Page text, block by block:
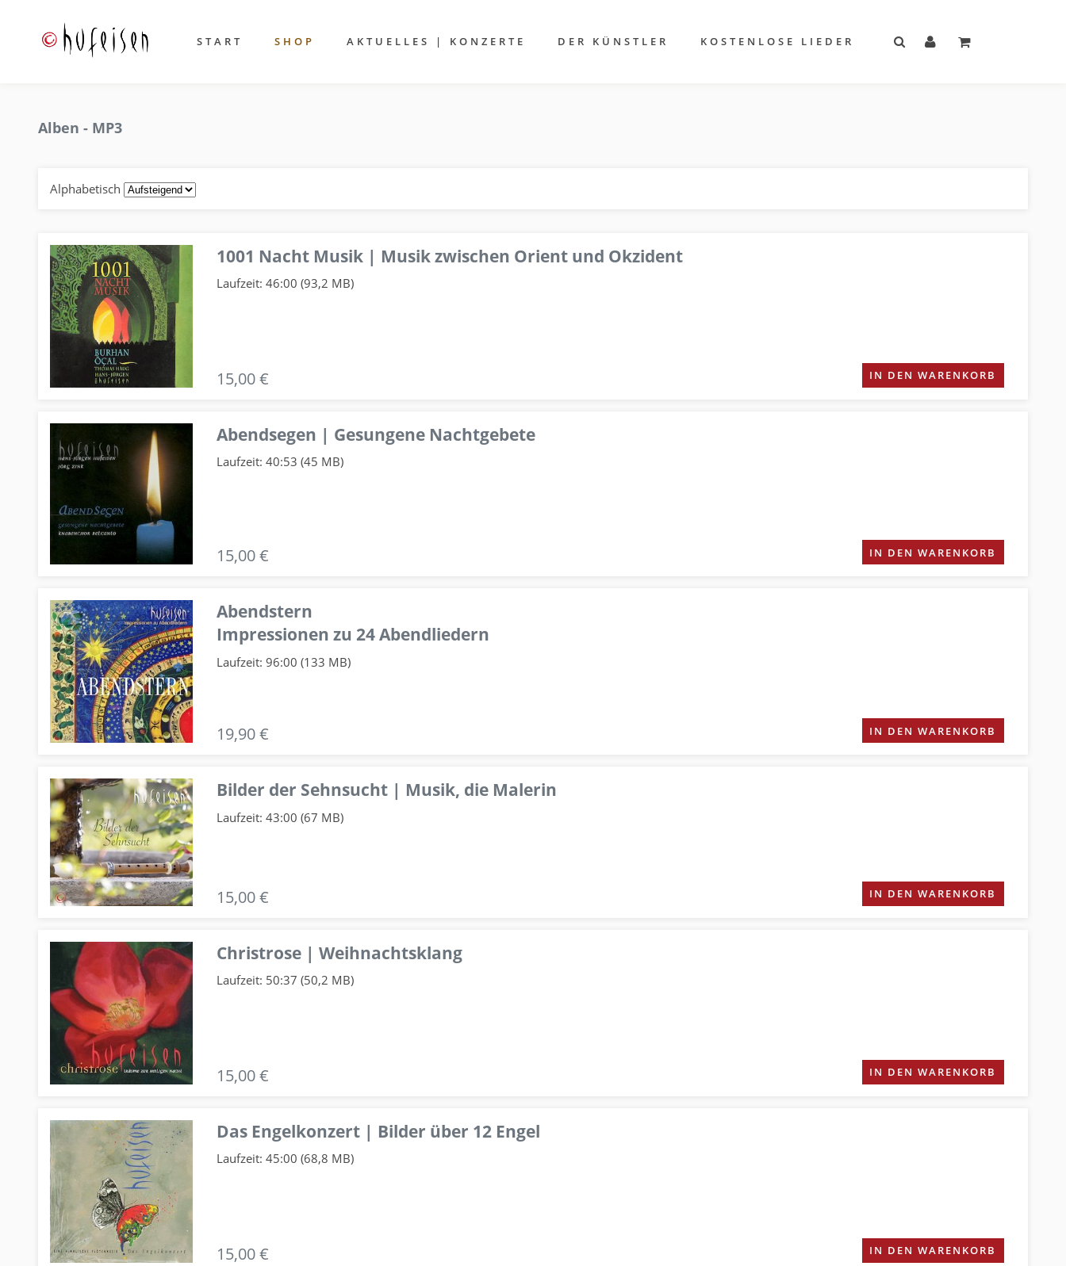
START SHOP AKTUELLES | KONZERTE DER KÜNSTLER KOSTENLOSE LIEDER
Alben - MP3
Alphabetisch
1001 Nacht Musik | Musik zwischen Orient und Okzident
Laufzeit: 46:00 (93,2 MB)
15,00 € IN DEN WARENKORB
Abendsegen | Gesungene Nachtgebete
Laufzeit: 40:53 (45 MB)
15,00 € IN DEN WARENKORB
Abendstern
Impressionen zu 24 Abendliedern
Laufzeit: 96:00 (133 MB)
19,90 € IN DEN WARENKORB
Bilder der Sehnsucht | Musik, die Malerin
Laufzeit: 43:00 (67 MB)
15,00 € IN DEN WARENKORB
Christrose | Weihnachtsklang
Laufzeit: 50:37 (50,2 MB)
15,00 € IN DEN WARENKORB
Das Engelkonzert | Bilder über 12 Engel
Laufzeit: 45:00 (68,8 MB)
15,00 € IN DEN WARENKORB